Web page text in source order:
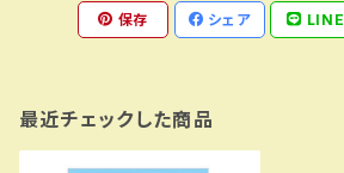
保存 シェア LINE
最近チェックした商品